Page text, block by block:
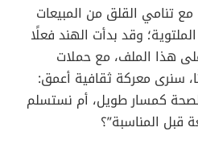
مع تنامي القلق من المبيعات
وقد بدأت الهند فعلًا
هذا الملف، مع حملات
سنرى معركة ثقافية أعمق:
كمسار طويل، أم نستسلم
قبل المناسبة”؟